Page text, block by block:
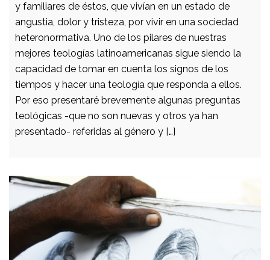
y familiares de éstos, que vivían en un estado de
angustia, dolor y tristeza, por vivir en una sociedad
heteronormativa. Uno de los pilares de nuestras
mejores teologías latinoamericanas sigue siendo la
capacidad de tomar en cuenta los signos de los
tiempos y hacer una teología que responda a ellos.
Por eso presentaré brevemente algunas preguntas
teológicas -que no son nuevas y otros ya han
presentado- referidas al género y […]